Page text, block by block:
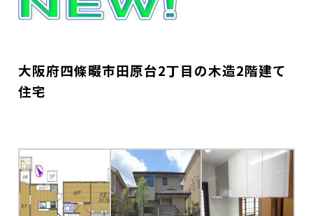
大阪府四條畷市田原台2丁目の木造2階建て
住宅